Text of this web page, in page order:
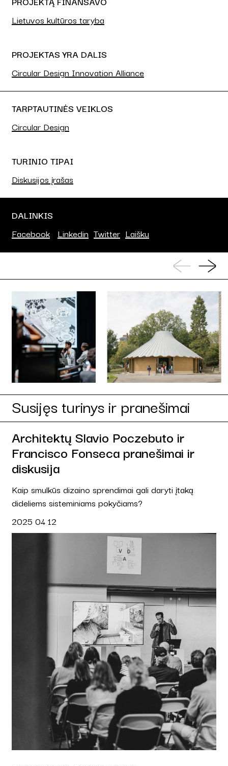
Lietuvos kultūros taryba
PROJEKTAS YRA DALIS
Circular Design Innovation Alliance
TARPTAUTINĖS VEIKLOS
Circular Design
TURINIO TIPAI
Diskusijos įrašas
DALINKIS
Facebook Linkedin Twitter Laišku
Susijęs turinys ir pranešimai
Architektų Slavio Poczebuto ir
Francisco Fonseca pranešimai ir
diskusija
Kaip smulkūs dizaino sprendimai gali daryti įtaką
dideliems sisteminiams pokyčiams?
2025 04 12